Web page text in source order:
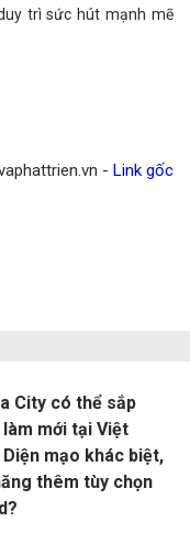
trì sức hút mạnh mẽ
- Link gốc
City có thể sắp
mới tại Việt
Diện mạo khác biệt,
thêm tùy chọn